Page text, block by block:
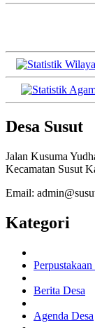
Desa Susut
Jalan Kusuma
Kecamatan Susut
Email:
Kategori
Berita Desa
Agenda Desa